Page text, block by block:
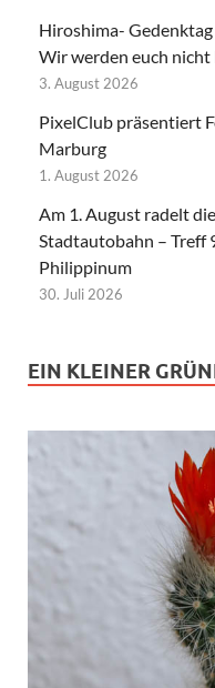
Hiroshima-
Wir werden euch
3. August 2026
PixelClub präsentiert
Marburg
1. August 2026
Am 1. August radelt
Stadtautobahn – Treff
Philippinum
30. Juli 2026
EIN KLEINER